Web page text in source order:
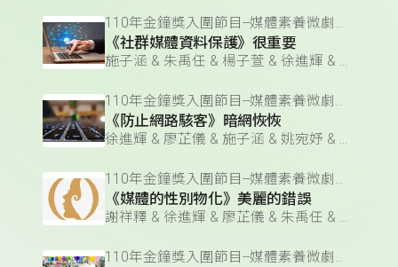
110年金鐘獎入圍節目--媒體素養微劇場(企劃編撰獎)
《社群媒體資料保護》很重要
施子涵 & 朱禹任 & 楊子萱 & 徐進輝 & 江麗妮 & 謝祥釋 & 姚宛妤 & 廖芷儀
110年金鐘獎入圍節目--媒體素養微劇場(企劃編撰獎)
《防止網路駭客》暗網恢恢
徐進輝 & 廖芷儀 & 施子涵 & 姚宛妤 & 江麗妮 & 謝祥釋 & 朱禹任 & 楊子萱
110年金鐘獎入圍節目--媒體素養微劇場(企劃編撰獎)
《媒體的性別物化》美麗的錯誤
謝祥釋 & 徐進輝 & 廖芷儀 & 朱禹任 & 江麗妮 & 姚宛妤 & 楊子萱 & 施子涵
110年金鐘獎入圍節目--媒體素養微劇場(企劃編撰獎)